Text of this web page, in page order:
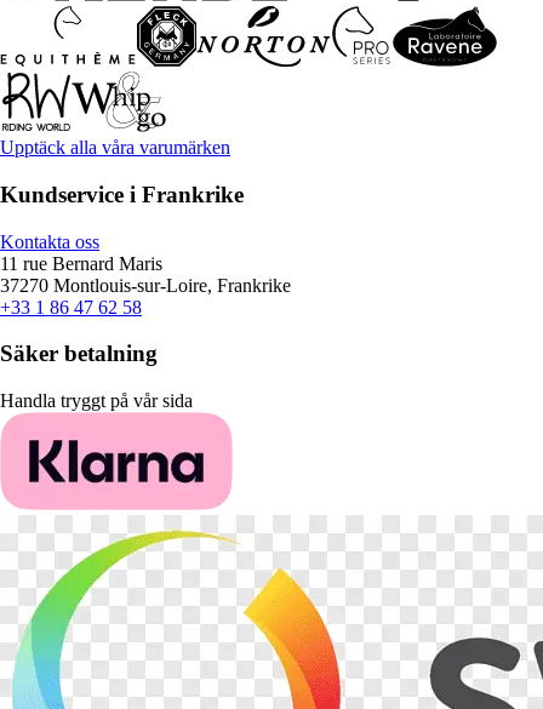
Upptäck alla våra varumärken
Kundservice i Frankrike
Kontakta oss
11 rue Bernard Maris
37270 Montlouis-sur-Loire, Frankrike
+33 1 86 47 62 58
Säker betalning
Handla tryggt på vår sida